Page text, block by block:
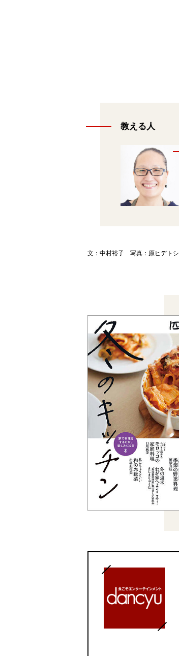
教える人
文：中村裕子 写真：原ヒデトシ